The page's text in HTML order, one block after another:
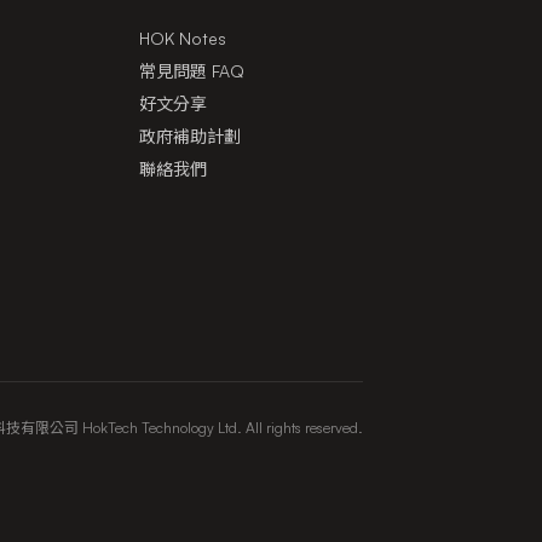
HOK Notes
常見問題 FAQ
好文分享
政府補助計劃
聯絡我們
有限公司 HokTech Technology Ltd. All rights reserved.